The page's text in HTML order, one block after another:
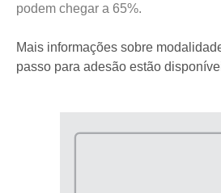
podem chegar a 65%.
Mais informações sobre
passo para adesão estão